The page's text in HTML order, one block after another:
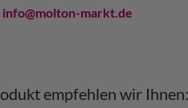
info@molton-markt.de
empfehlen wir Ihnen: